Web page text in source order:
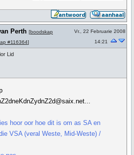
Perth [boodskap
#116364]
Vr., 22 Februarie 2008
14:21
Lid
hoor oor hoe dit is om as SA en
VSA (veral Weste, Mid-Weste) /